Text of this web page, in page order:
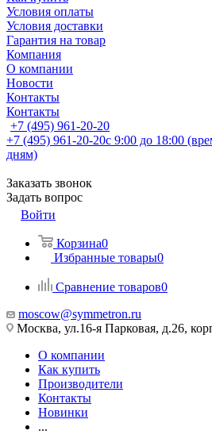
Условия оплаты
Условия доставки
Гарантия на товар
Компания
О компании
Новости
Контакты
Контакты
+7 (495) 961-20-20
+7 (495) 961-20-20с 9:00 до 18:00
дням)
Заказать звонок
Задать вопрос
Войти
Корзина0
Избранные товары0
Сравнение товаров0
moscow@symmetron.ru
Москва, ул.16-я Парковая, д.26,
О компании
Как купить
Производители
Контакты
Новинки
...